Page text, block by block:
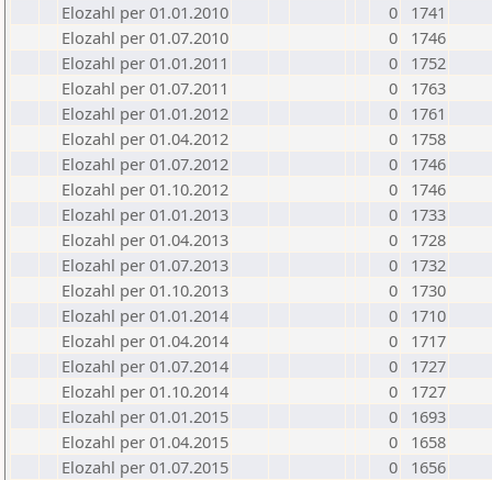
Elozahl per 01.01.2010
0
1741
Elozahl per 01.07.2010
0
1746
Elozahl per 01.01.2011
0
1752
Elozahl per 01.07.2011
0
1763
Elozahl per 01.01.2012
0
1761
Elozahl per 01.04.2012
0
1758
Elozahl per 01.07.2012
0
1746
Elozahl per 01.10.2012
0
1746
Elozahl per 01.01.2013
0
1733
Elozahl per 01.04.2013
0
1728
Elozahl per 01.07.2013
0
1732
Elozahl per 01.10.2013
0
1730
Elozahl per 01.01.2014
0
1710
Elozahl per 01.04.2014
0
1717
Elozahl per 01.07.2014
0
1727
Elozahl per 01.10.2014
0
1727
Elozahl per 01.01.2015
0
1693
Elozahl per 01.04.2015
0
1658
Elozahl per 01.07.2015
0
1656